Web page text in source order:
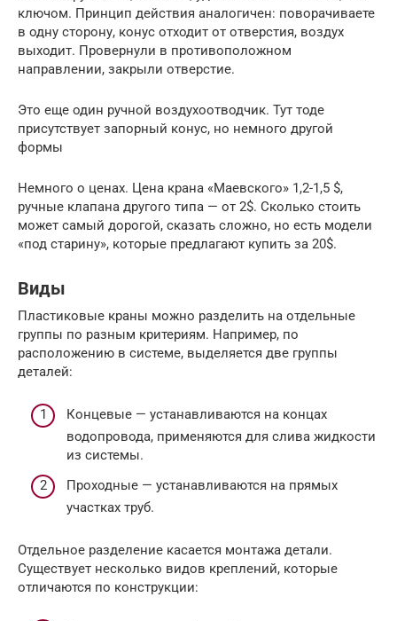
ключом. Принцип действия аналогичен: поворачиваете
в одну сторону, конус отходит от отверстия, воздух
выходит. Провернули в противоположном
направлении, закрыли отверстие.
Это еще один ручной воздухоотводчик. Тут тоде
присутствует запорный конус, но немного другой
формы
Немного о ценах. Цена крана «Маевского» 1,2-1,5 $,
ручные клапана другого типа — от 2$. Сколько стоить
может самый дорогой, сказать сложно, но есть модели
«под старину», которые предлагают купить за 20$.
Виды
Пластиковые краны можно разделить на отдельные
группы по разным критериям. Например, по
расположению в системе, выделяется две группы
деталей:
Концевые — устанавливаются на концах
водопровода, применяются для слива жидкости
из системы.
Проходные — устанавливаются на прямых
участках труб.
Отдельное разделение касается монтажа детали.
Существует несколько видов креплений, которые
отличаются по конструкции: